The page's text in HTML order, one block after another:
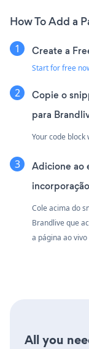
How To Add a
Create a
Start for free
Copie o
para
Your code
Adicione ao
Cole acima do
Brandlive que
a página ao
All you